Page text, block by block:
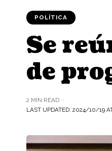
POLÍTICA
Se
de
LAST UPDATED: 2024/10/19
2 MIN READ